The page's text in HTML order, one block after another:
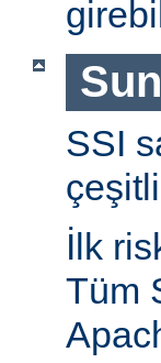
SSI
İlk
Tüm